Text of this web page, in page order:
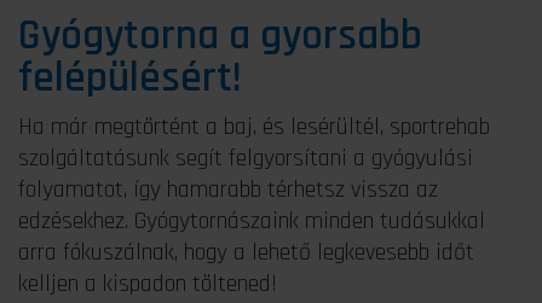
Gyógytorna a gyorsabb
felépülésért!
Ha már megtörtént a baj, és lesérültél, sportrehab
szolgáltatásunk segít felgyorsítani a gyógyulási
folyamatot, így hamarabb térhetsz vissza az
edzésekhez. Gyógytornászaink minden tudásukkal
arra fókuszálnak, hogy a lehető legkevesebb időt
kelljen a kispadon töltened!